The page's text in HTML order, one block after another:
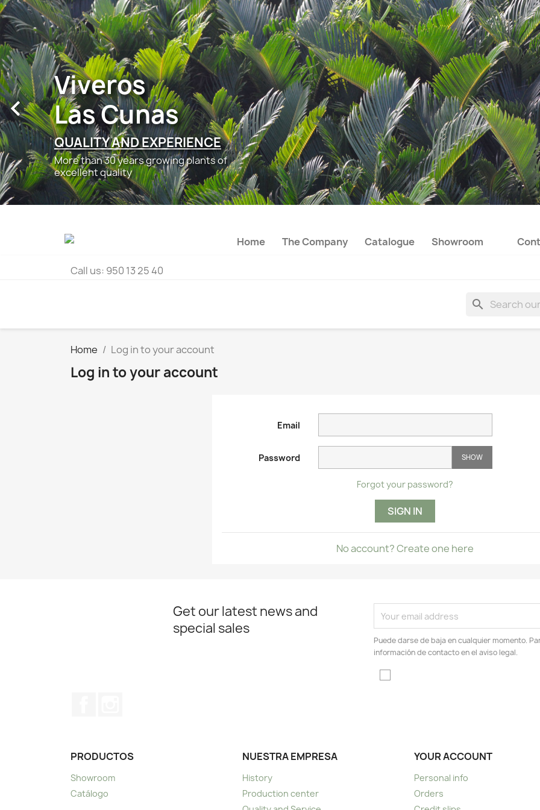
Viveros
Las Cunas
QUALITY AND EXPERIENCE
More than 30 years growing plants of
excellent quality

Home The Company Catalogue Showroom
Call us: 950 13 25 40
search
Home Log in to your account
Log in to your account
Email
Password SHOW
Forgot your password?
SIGN IN
No account? Create one here
Get our latest news and
special sales
Puede darse de baja en cualquier momento.
información de contacto en el aviso legal.
PRODUCTOS
Showroom
Catálogo
NUESTRA EMPRESA
History
Production center
YOUR ACCOUNT
Personal info
Orders